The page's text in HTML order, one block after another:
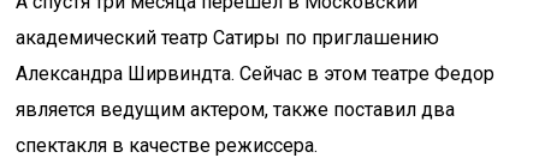
академический театр Сатиры по приглашению
Александра Ширвиндта. Сейчас в этом театре Федор
является ведущим актером, также поставил два
спектакля в качестве режиссера.